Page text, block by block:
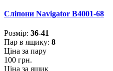
Сліпони Navigator B4001-68
Розмiр: 36-41
Пар в ящику: 8
Ціна за пару
100 грн.
Ціна за ящик